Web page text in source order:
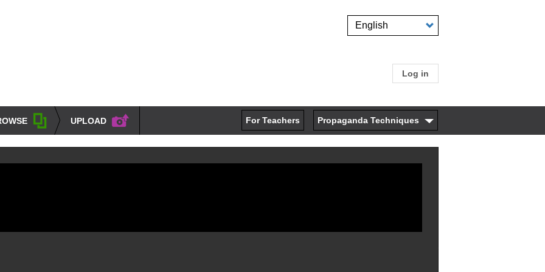
Select
User
account
menu
Log in
UPLOAD For Teachers Propaganda Techniques